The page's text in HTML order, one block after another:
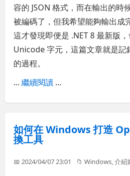
容的 JSON 格式，而在輸出的時
被編碼了，但我希望能夠輸出成
這才發現即便是 .NET 8 最新版
Unicode 字元，這篇文章就是記
的過程。
...繼續閱讀 ...
如何在 Windows 打造
換工具
📅 2024/04/07 23:01 📁Windows,介紹